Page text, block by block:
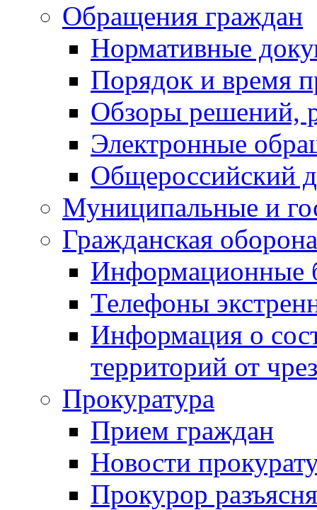
Обращения граждан
Нормативные
Порядок и время
Обзоры решений,
Электронные
Общероссийский
Муниципальные и
Гражданская
Информационные
Телефоны
Информация о
территорий от
Прокуратура
Прием граждан
Новости
Прокурор